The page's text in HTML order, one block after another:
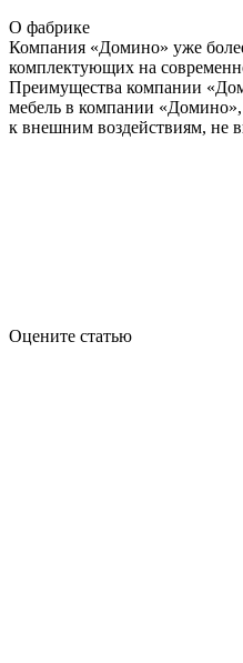
О фабрике
Компания «Домино» уже
комплектующих на
Преимущества компании
мебель в компании
к внешним воздействиям, не
Оцените статью